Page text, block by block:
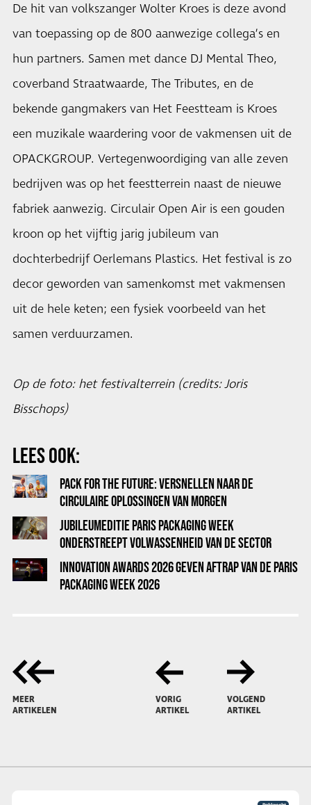
De hit van volkszanger Wolter Kroes is deze avond
van toepassing op de 800 aanwezige collega’s en
hun partners. Samen met dance DJ Mental Theo,
coverband Straatwaarde, The Tributes, en de
bekende gangmakers van Het Feestteam is Kroes
een muzikale waardering voor de vakmensen uit de
OPACKGROUP. Vertegenwoordiging van alle zeven
bedrijven was op het feestterrein naast de nieuwe
fabriek aanwezig. Circulair Open Air is een gouden
kroon op het vijftig jarig jubileum van
dochterbedrijf Oerlemans Plastics. Het festival is zo
decor geworden van samenkomst met vakmensen
uit de hele keten; een fysiek voorbeeld van het
samen verduurzamen.
Op de foto: het festivalterrein (credits: Joris
Bisschops)
LEES OOK:
PACK FOR THE FUTURE: VERSNELLEN NAAR DE
CIRCULAIRE OPLOSSINGEN VAN MORGEN
JUBILEUMEDITIE PARIS PACKAGING WEEK
ONDERSTREEPT VOLWASSENHEID VAN DE SECTOR
INNOVATION AWARDS 2026 GEVEN AFTRAP VAN DE PARIS
PACKAGING WEEK 2026
MEER
ARTIKELEN
VORIG
ARTIKEL
VOLGEND
ARTIKEL